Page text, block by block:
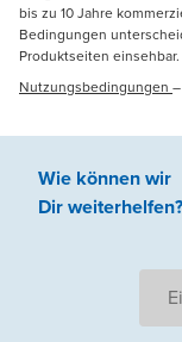
bis zu 10 Jahre
Bedingungen
Produktseiten einsehbar.
Nutzungsbedingungen –
Wie können wir
Dir weiterhelfen?